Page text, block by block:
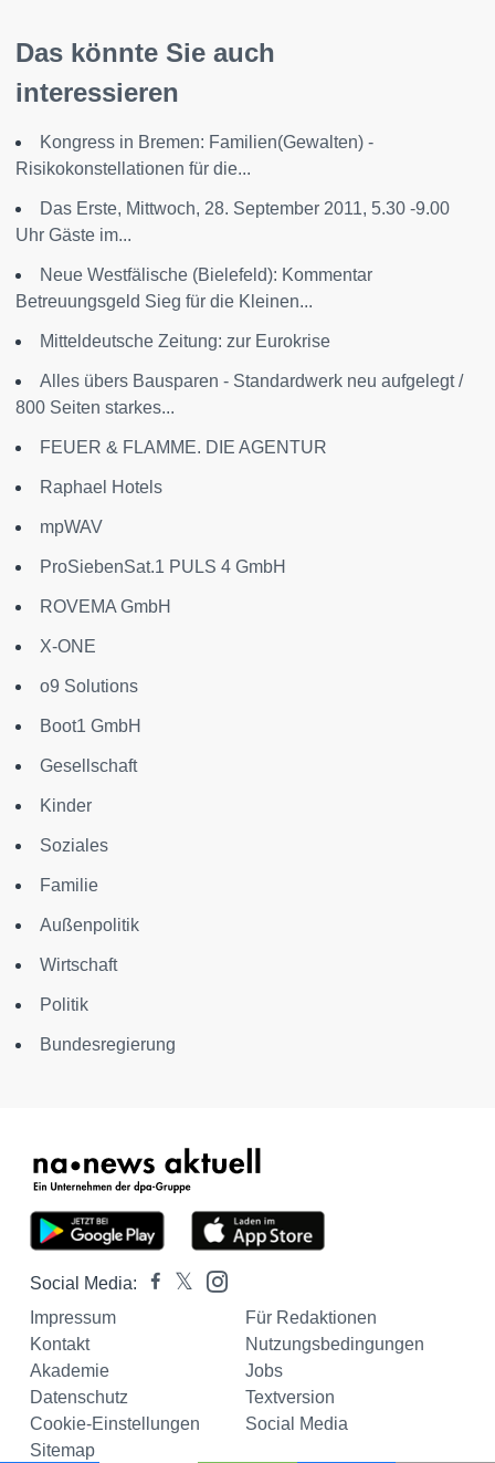
Das könnte Sie auch
interessieren
Kongress in Bremen: Familien(Gewalten) -
Risikokonstellationen für die...
Das Erste, Mittwoch, 28. September 2011, 5.30 -9.00
Uhr Gäste im...
Neue Westfälische (Bielefeld): Kommentar
Betreuungsgeld Sieg für die Kleinen...
Mitteldeutsche Zeitung: zur Eurokrise
Alles übers Bausparen - Standardwerk neu aufgelegt /
800 Seiten starkes...
FEUER & FLAMME. DIE AGENTUR
Raphael Hotels
mpWAV
ProSiebenSat.1 PULS 4 GmbH
ROVEMA GmbH
X-ONE
o9 Solutions
Boot1 GmbH
Gesellschaft
Kinder
Soziales
Familie
Außenpolitik
Wirtschaft
Politik
Bundesregierung
Social Media:
Impressum
Für Redaktionen
Kontakt
Nutzungsbedingungen
Akademie
Jobs
Datenschutz
Textversion
Cookie-Einstellungen
Social Media
Sitemap